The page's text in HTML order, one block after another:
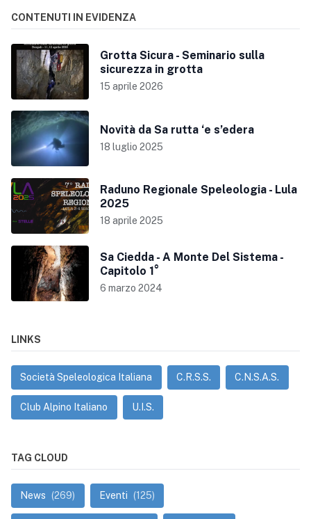
CONTENUTI IN EVIDENZA
Grotta Sicura - Seminario sulla
sicurezza in grotta
15 aprile 2026
Novità da Sa rutta ‘e s’edera
18 luglio 2025
Raduno Regionale Speleologia - Lula
2025
18 aprile 2025
Sa Ciedda - A Monte Del Sistema -
Capitolo 1°
6 marzo 2024
LINKS
Società Speleologica Italiana C.R.S.S. C.N.S.A.S.
Club Alpino Italiano U.I.S.
TAG CLOUD
News (269) Eventi (125)